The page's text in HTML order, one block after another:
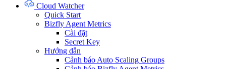
Cloud Watcher
Quick Start
Bizfly Agent Metrics
Cài đặt
Secret Key
Hướng dẫn
Cảnh báo Auto Scaling Groups